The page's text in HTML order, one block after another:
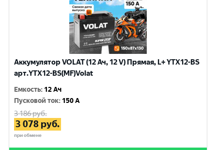
Аккумулятор VOLAT (12 Ач, 12 V) Прямая, L+ YTX12-BS
арт.YTX12-BS(MF)Volat
Емкость: 12 Ач
Пусковой ток: 150 A
3 186руб.
3 078 руб.
при обмене